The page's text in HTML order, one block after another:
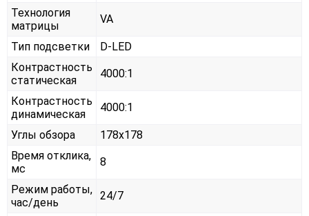
Технология
матрицы
VA
Тип подсветки
D-LED
Контрастность
статическая
4000:1
Контрастность
динамическая
4000:1
Углы обзора
178x178
Время отклика,
мс
8
Режим работы,
час/день
24/7